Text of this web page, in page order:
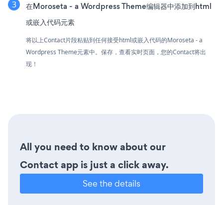
在Moroseta - a Wordpress Theme编辑器中添加到html
或嵌入代码元素
将以上Contact片段粘贴到任何接受html或嵌入代码的Moroseta - a
Wordpress Theme元素中。保存，查看实时页面，您的Contact将出
现！
All you need to know about our
Contact app is just a click away.
See the details